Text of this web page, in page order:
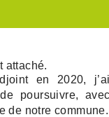
attaché.
en 2020,
poursuivre,
de notre commune.